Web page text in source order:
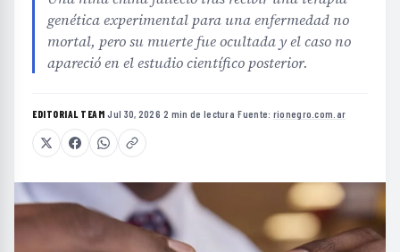
genética experimental para una enfermedad no
mortal, pero su muerte fue ocultada y el caso no
apareció en el estudio científico posterior.
EDITORIAL TEAM·Jul 30, 2026·2 min de lectura·Fuente: rionegro.com.ar